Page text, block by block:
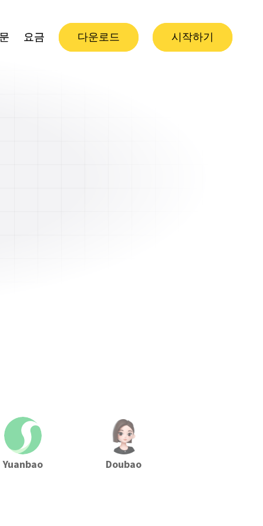
요금 다운로드 시작하기
요금 다운로드 시작하기
Yuanbao Doubao